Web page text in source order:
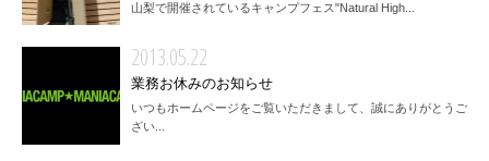
山梨で開催されているキャンプフェス"Natural High...
2013.05.22
業務お休みのお知らせ
いつもホームページをご覧いただきまして、誠にありがとうご
ざい...